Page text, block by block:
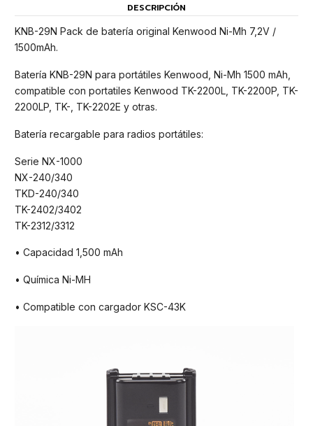
DESCRIPCIÓN
KNB-29N Pack de batería original Kenwood Ni-Mh 7,2V /
1500mAh.
Batería KNB-29N para portátiles Kenwood, Ni-Mh 1500 mAh,
compatible con portatiles Kenwood TK-2200L, TK-2200P, TK-
2200LP, TK-, TK-2202E y otras.
Batería recargable para radios portátiles:
Serie NX-1000
NX-240/340
TKD-240/340
TK-2402/3402
TK-2312/3312
• Capacidad 1,500 mAh
• Química Ni-MH
• Compatible con cargador KSC-43K